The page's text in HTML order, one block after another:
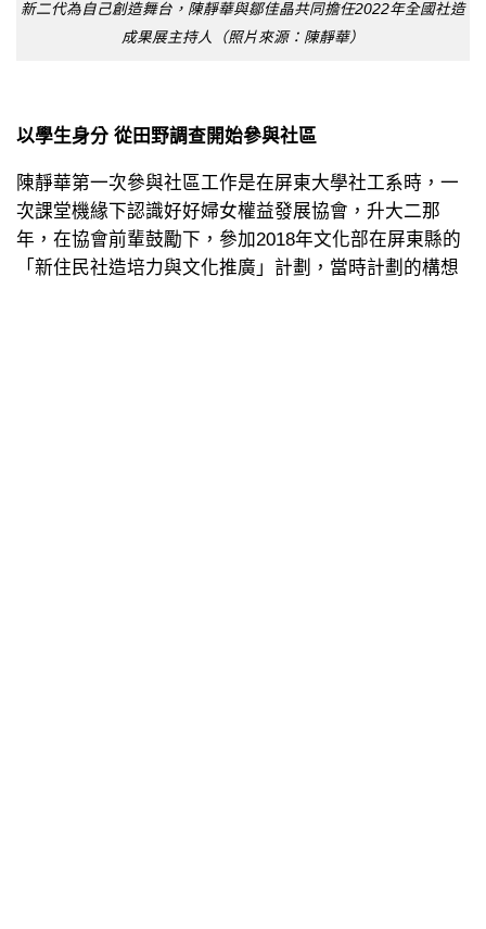
新二代為自己創造舞台，陳靜華與鄒佳晶共同擔任2022年全國社造
成果展主持人（照片來源：陳靜華）
以學生身分 從田野調查開始參與社區
陳靜華第一次參與社區工作是在屏東大學社工系時，一
次課堂機緣下認識好好婦女權益發展協會，升大二那
年，在協會前輩鼓勵下，參加2018年文化部在屏東縣的
「新住民社造培力與文化推廣」計劃，當時計劃的構想